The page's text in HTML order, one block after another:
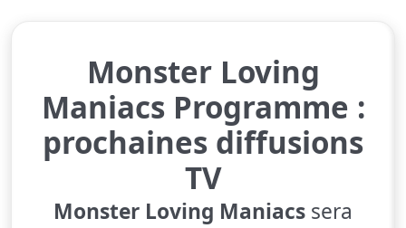
Monster Loving
Maniacs Programme :
prochaines diffusions
TV
Monster Loving Maniacs sera